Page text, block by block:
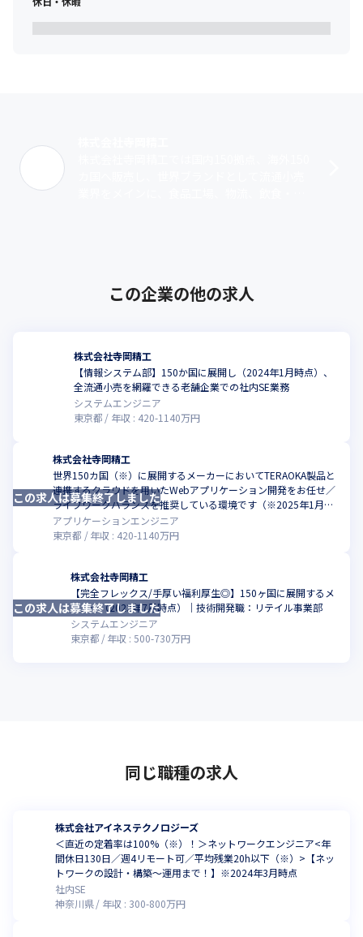
この企業の他の求人
株式会社寺岡精工
【情報システム部】150か国に展開し（2024年1月時点）、
全流通小売を網羅できる老舗企業での社内SE業務
システムエンジニア
東京都
年収 : 420-1140万円
株式会社寺岡精工
世界150カ国（※）に展開するメーカーにおいてTERAOKA製品と
連携するクラウドを用いた​Webアプリケーション開発をお任せ／
ライフワークバランスを推奨している環境です（※2025年1月時
点）
アプリケーションエンジニア
東京都
年収 : 420-1140万円
この求人は募集終了しました
株式会社寺岡精工
【完全フレックス/手厚い福利厚生◎】150ヶ国に展開するメ
ーカー（2023年7月時点）｜技術開発職：リテイル事業部
システムエンジニア
東京都
年収 :500-730万円
この求人は募集終了しました
同じ職種の求人
株式会社アイネステクノロジーズ
＜直近の定着率は100%（※）！＞ネットワークエンジニア<年
間休日130日／週4リモート可／平均残業20h以下（※）>【ネッ
トワークの設計・構築～運用まで！】※2024年3月時点
社内SE
神奈川県
年収 : 300-800万円